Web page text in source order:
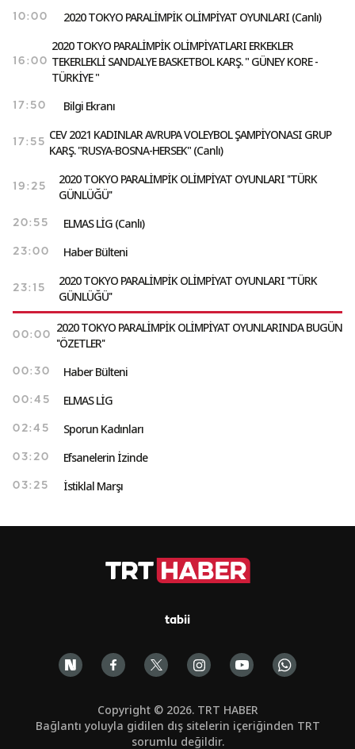
10:00 2020 TOKYO PARALİMPİK OLİMPİYAT OYUNLARI (Canlı)
16:00
2020 TOKYO PARALİMPİK OLİMPİYATLARI ERKEKLER
TEKERLEKLİ SANDALYE BASKETBOL KARŞ. " GÜNEY KORE -
TÜRKİYE "
17:50 Bilgi Ekranı
17:55
CEV 2021 KADINLAR AVRUPA VOLEYBOL ŞAMPİYONASI GRUP
KARŞ. "RUSYA-BOSNA-HERSEK" (Canlı)
19:25
2020 TOKYO PARALİMPİK OLİMPİYAT OYUNLARI ''TÜRK
GÜNLÜĞÜ''
20:55 ELMAS LİG (Canlı)
23:00 Haber Bülteni
23:15
2020 TOKYO PARALİMPİK OLİMPİYAT OYUNLARI ''TÜRK
GÜNLÜĞÜ''
00:00
2020 TOKYO PARALİMPİK OLİMPİYAT OYUNLARINDA BUGÜN
''ÖZETLER''
00:30 Haber Bülteni
00:45 ELMAS LİG
02:45 Sporun Kadınları
03:20 Efsanelerin İzinde
03:25 İstiklal Marşı
tabii
Copyright © 2026. TRT HABER
Bağlantı yoluyla gidilen dış sitelerin içeriğinden TRT
sorumlu değildir.